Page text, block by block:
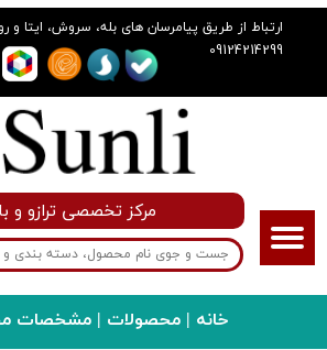
ارتباط از طریق پیامرسان های بله، سروش، ایتا و
09124214299
مرکز تخصصی ترازو و
سینی پرسی لبه دار L 50*40
خانه | محصولات | مشخصات